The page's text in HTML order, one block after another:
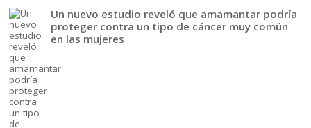
Un nuevo estudio reveló que amamantar podría
proteger contra un tipo de cáncer muy común
en las mujeres